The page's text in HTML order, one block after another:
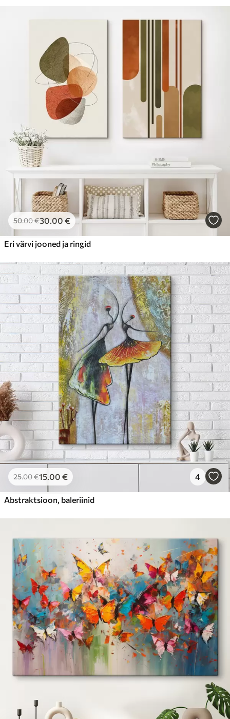
50.00€30.00 €
Eri värvi jooned ja ringid
25.00€15.00 € 4
Abstraktsioon, baleriinid